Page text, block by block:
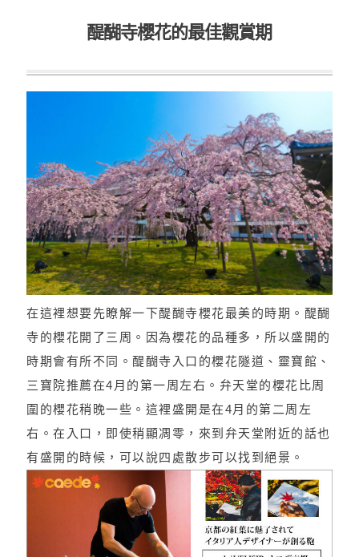
醍醐寺櫻花的最佳觀賞期
在這裡想要先瞭解一下醍醐寺櫻花最美的時期。醍醐
寺的櫻花開了三周。因為櫻花的品種多，所以盛開的
時期會有所不同。醍醐寺入口的櫻花隧道、靈寶館、
三寶院推薦在4月的第一周左右。弁天堂的櫻花比周
圍的櫻花稍晚一些。這裡盛開是在4月的第二周左
右。在入口，即使稍顯凋零，來到弁天堂附近的話也
有盛開的時候，可以說四處散步可以找到絕景。